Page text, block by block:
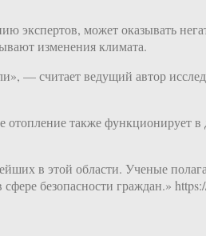
экспертов, может оказывать
изменения климата.
— считает ведущий автор
отопление также функционирует
в этой области. Ученые
безопасности граждан.»